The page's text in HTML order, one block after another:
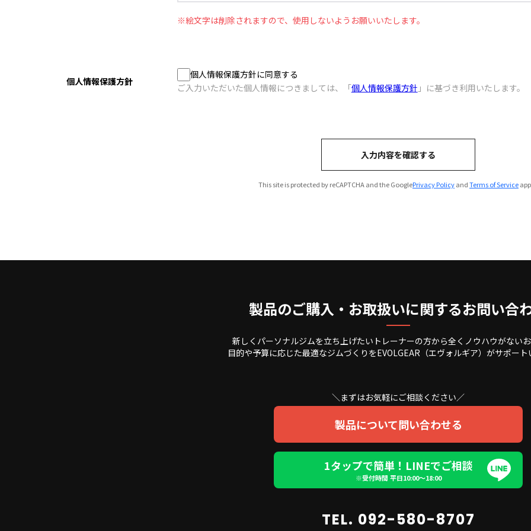
※絵文字は削除されますので、使用しないようお願いいたします。
個人情報保護方針
個人情報保護方針に同意する
ご入力いただいた個人情報につきましては、「個人情報保護方針 」に基づき利用いたします。
入力内容を確認する
This site is protected by reCAPTCHA and the GooglePrivacy PolicyandTerms of Service
製品のご購入・お取扱いに関するお問い合
新しくパーソナルジムを立ち上げたいトレーナーの方から全くノウハウがない
目的や予算に応じた最適なジムづくりをEVOLGEAR（エヴォルギア）がサポー
＼まずはお気軽にご相談ください／
製品について問い合わせる
1タップで簡単！LINEでご相談
※受付時間 平日10:00〜18:00
TEL. 092-580-8707